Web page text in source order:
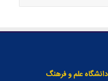
دانشگاه علم و فرهنگ